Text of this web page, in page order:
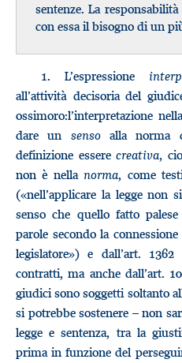
sentenze. La
con essa il bisogno di un
1. L’espressione
all’attività decisoria del
ossimoro:l’interpretazione
dare un sensoalla norma
definizione esserecreativa,
non è nellanorma, come
(«nell’applicare la legge non
senso che quello fatto
parole secondo la
legislatore») e dall’art.
contratti, ma anche dall’art.
giudici sono soggetti soltanto
si potrebbe sostenere – non
legge e sentenza, tra la
prima in funzione del